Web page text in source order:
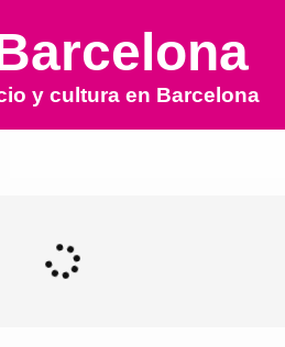
y cultura en Barcelona